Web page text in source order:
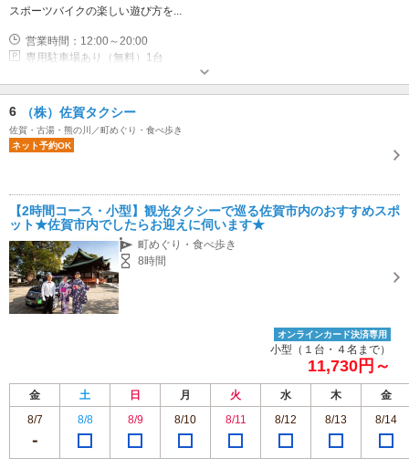
スポーツバイクの楽しい遊び方を...
営業時間：12:00～20:00
専用駐車場あり（無料）1台
6 （株）佐賀タクシー
佐賀・古湯・熊の川／町めぐり・食べ歩き
ネット予約OK
【2時間コース・小型】観光タクシーで巡る佐賀市内のおすすめスポ
ット★佐賀市内でしたらお迎えに伺います★
町めぐり・食べ歩き
8時間
オンラインカード決済専用
小型（１台・４名まで）
11,730円～
金 土 日 月 火 水 木
金
8/7
8/8 8/9 8/10 8/11 8/12 8/13 8/14